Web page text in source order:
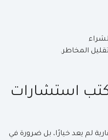
المخاطر.
استشارات
لم يعد خيارًا، بل ضرورة في